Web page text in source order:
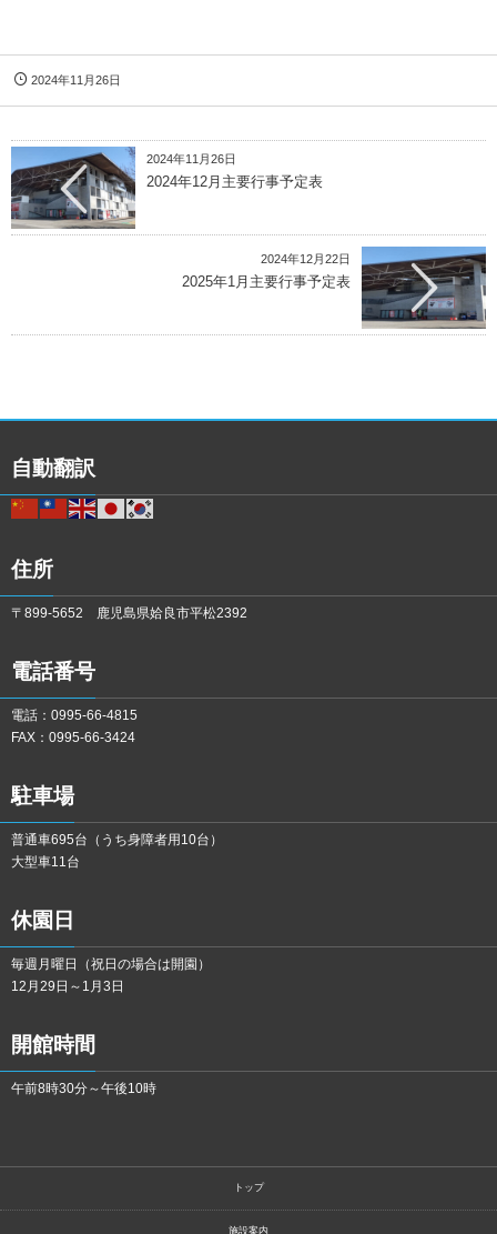
2024年11月26日
2024年11月26日
2024年12月主要行事予定表
2024年12月22日
2025年1月主要行事予定表
自動翻訳
住所
〒899-5652 鹿児島県姶良市平松2392
電話番号
電話：0995-66-4815
FAX：0995-66-3424
駐車場
普通車695台（うち身障者用10台）
大型車11台
休園日
毎週月曜日（祝日の場合は開園）
12月29日～1月3日
開館時間
午前8時30分～午後10時
トップ
施設案内